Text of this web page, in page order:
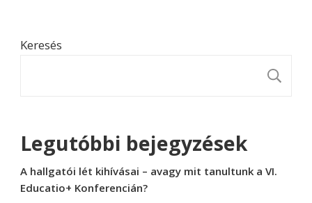
Keresés
Legutóbbi bejegyzések
A hallgatói lét kihívásai – avagy mit tanultunk a VI.
Educatio+ Konferencián?